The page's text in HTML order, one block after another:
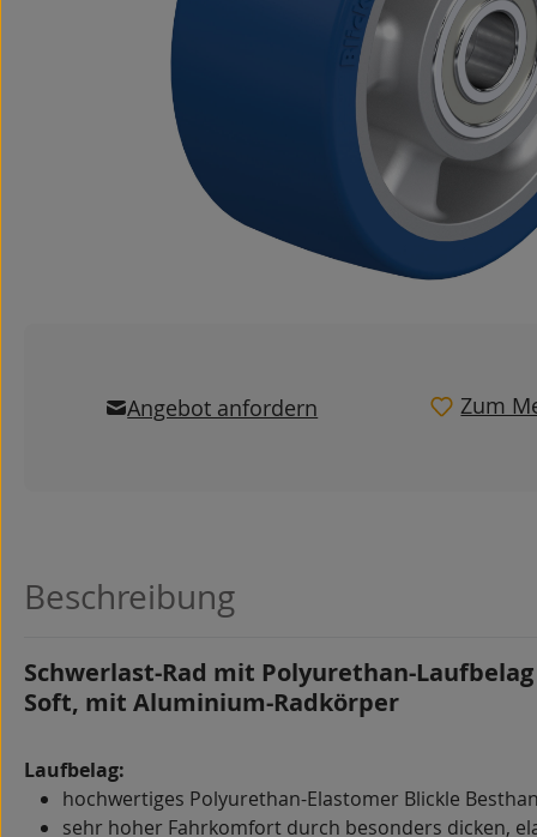
Angebot anfordern Zum
Beschreibung
Schwerlast-Rad mit Polyurethan-
Soft, mit Aluminium-Radkörper
Laufbelag:
hochwertiges Polyurethan-Elastomer Blickle
sehr hoher Fahrkomfort durch besonders dicken,